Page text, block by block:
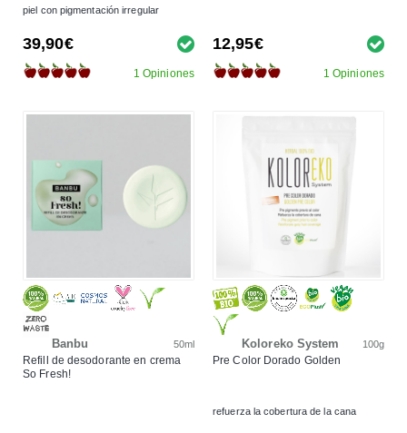
piel con pigmentación irregular
39,90€
1 Opiniones
12,95€
1 Opiniones
Banbu 50ml
Refill de desodorante en crema
So Fresh!
Koloreko System 100g
Pre Color Dorado Golden
refuerza la cobertura de la cana